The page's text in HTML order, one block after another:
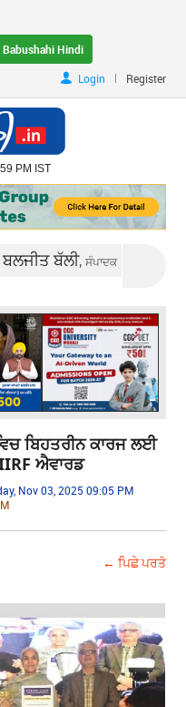
Babushahi Hindi
Login
| Register
PM IST
ਬਲਜੀਤ ਬੱਲੀ,ਸੰਪਾਦਕ
ਬਿਹਤਰੀਨ ਕਾਰਜ ਲਈ
ਐਵਾਰਡ
Nov 03, 2025 09:05 PM
← ਪਿਛੇ ਪਰਤੋ